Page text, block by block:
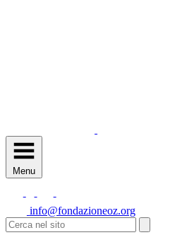
Menu
info@fondazioneoz.org